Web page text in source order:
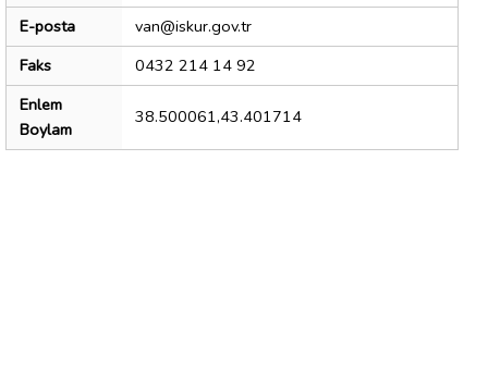
E-posta
van@iskur.gov.tr
Faks
0432 214 14 92
Enlem
Boylam
38.500061,43.401714